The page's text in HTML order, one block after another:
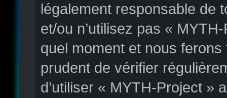
légalement responsable de
et/ou n’utilisez pas «
quel moment et nous
prudent de vérifier
d’utiliser « MYTH-Project »